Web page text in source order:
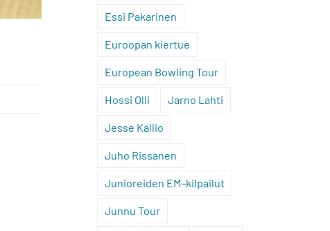
Essi Pakarinen
Euroopan kiertue
European Bowling Tour
Hossi Olli Jarno Lahti
Jesse Kallio
Juho Rissanen
Junioreiden EM-kilpailut
Junnu Tour